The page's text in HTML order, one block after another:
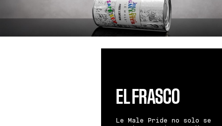
EL FRASCO
Le Male Pride no solo se